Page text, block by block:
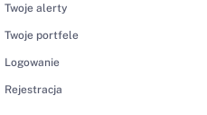
Twoje alerty
Twoje portfele
Logowanie
Rejestracja